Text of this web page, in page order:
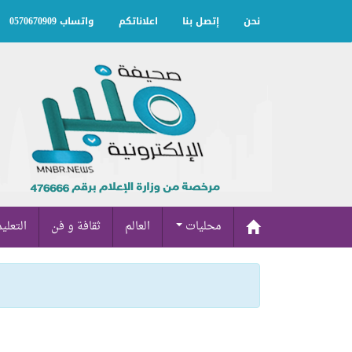
نحن إتصل بنا اعلاناتكم واتساب 0570670909
محليات العالم ثقافة و فن